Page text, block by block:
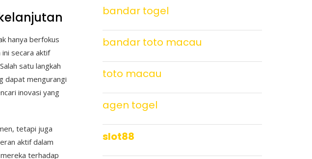
hanya berfokus
secara aktif
satu langkah
dapat mengurangi
inovasi yang
tetapi juga
aktif dalam
terhadap
bandar togel
bandar toto macau
toto macau
agen togel
slot88